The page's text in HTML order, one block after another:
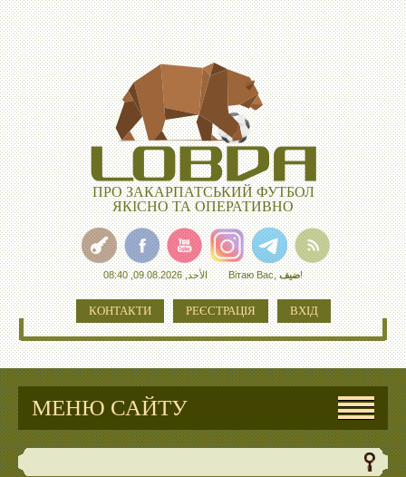
ПРО ЗАКАРПАТСЬКИЙ ФУТБОЛ
ЯКІСНО ТА ОПЕРАТИВНО
الأحد, 09.08.2026, 08:40 Вітаю Вас,ضيف!
КОНТАКТИ РЕЄСТРАЦІЯ ВХІД
МЕНЮ САЙТУ